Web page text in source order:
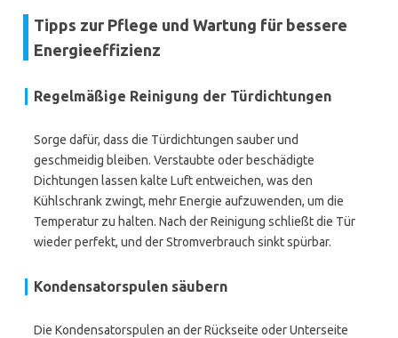
Tipps zur Pflege und Wartung für bessere
Energieeffizienz
Regelmäßige Reinigung der Türdichtungen
Sorge dafür, dass die Türdichtungen sauber und
geschmeidig bleiben. Verstaubte oder beschädigte
Dichtungen lassen kalte Luft entweichen, was den
Kühlschrank zwingt, mehr Energie aufzuwenden, um die
Temperatur zu halten. Nach der Reinigung schließt die Tür
wieder perfekt, und der Stromverbrauch sinkt spürbar.
Kondensatorspulen säubern
Die Kondensatorspulen an der Rückseite oder Unterseite